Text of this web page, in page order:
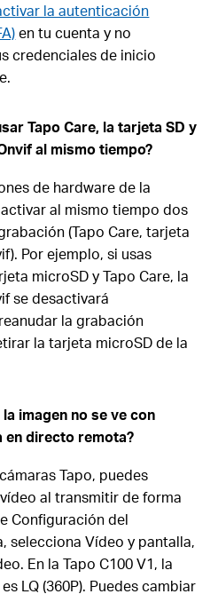
la autenticación
en tu cuenta y no
credenciales de inicio
Tapo Care, la tarjeta SD y
al mismo tiempo?
de hardware de la
al mismo tiempo dos
(Tapo Care, tarjeta
Por ejemplo, si usas
microSD y Tapo Care, la
se desactivará
la grabación
la tarjeta microSD de la
imagen no se ve con
en directo remota?
Tapo, puedes
al transmitir de forma
Configuración del
selecciona Vídeo y pantalla,
En la Tapo C100 V1, la
LQ (360P). Puedes cambiar